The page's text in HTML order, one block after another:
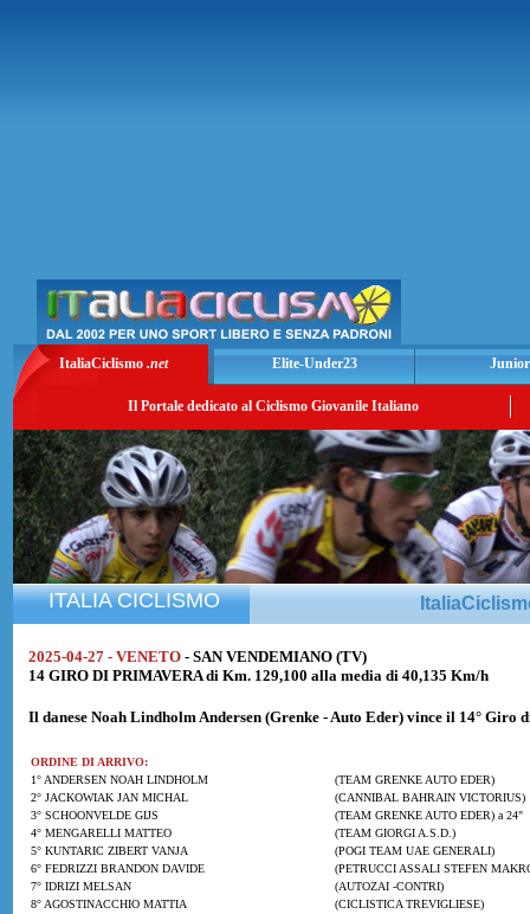
ItaliaCiclismo .net Elite-Under23
Il Portale dedicato al Ciclismo Giovanile Italiano
ITALIA CICLISMO
2025-04-27 - VENETO - SAN VENDEMIANO (TV)
14 GIRO DI PRIMAVERA di Km. 129,100 alla media di 40,135 Km/h
Il danese Noah Lindholm Andersen (Grenke - Auto Eder) vince il 14° Giro
ORDINE DI ARRIVO:
1° ANDERSEN NOAH LINDHOLM
(TEAM GRENKE AUTO EDER)
2° JACKOWIAK JAN MICHAL
(CANNIBAL BAHRAIN VICTORIUS)
3° SCHOONVELDE GIJS
(TEAM GRENKE AUTO EDER) a 24"
4° MENGARELLI MATTEO
(TEAM GIORGI A.S.D.)
5° KUNTARIC ZIBERT VANJA
(POGI TEAM UAE GENERALI)
6° FEDRIZZI BRANDON DAVIDE
(PETRUCCI ASSALI STEFEN
7° IDRIZI MELSAN
(AUTOZAI -CONTRI)
8° AGOSTINACCHIO MATTIA
(CICLISTICA TREVIGLIESE)